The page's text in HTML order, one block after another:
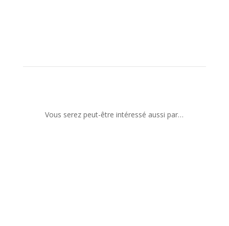
Vous serez peut-être intéressé aussi par…